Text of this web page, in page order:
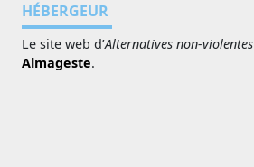
HÉBERGEUR
Le site web d’Alternatives non-violentes
Almageste.